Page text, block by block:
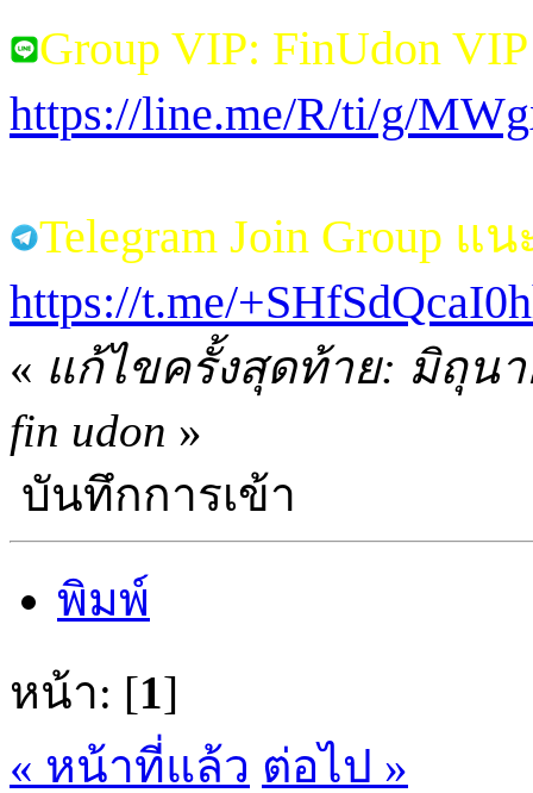
Group VIP: FinUdon
https://line.me/R/ti/g/
Telegram Join Group แ
https://t.me/
« แก้ไขครั้งสุดท้าย: มิถุนา
fin udon »
บันทึกการเข้า
พิมพ์
หน้า: [1]
« หน้าที่แล้ว ต่อไป »